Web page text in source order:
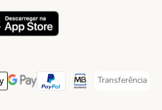
Payment Method
Pay Payment Method
Google Pay Payment Method
PayPal Payment Method
Multibanco Payment
Transferência
Transferência